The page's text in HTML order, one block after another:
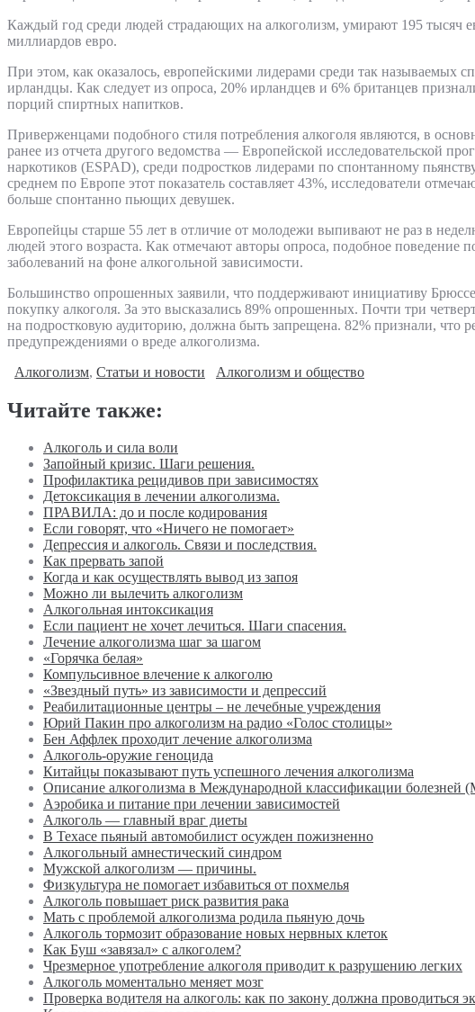
Каждый год среди людей страдающих на алкоголизм, умирают 195 тысяч
миллиардов евро.
При этом, как оказалось, европейскими лидерами среди так называемых
ирландцы. Как следует из опроса, 20% ирландцев и 6% британцев
порций спиртных напитков.
Приверженцами подобного стиля потребления алкоголя являются, в
ранее из отчета другого ведомства — Европейской исследовательской
наркотиков (ESPAD), среди подростков лидерами по спонтанному
среднем по Европе этот показатель составляет 43%, исследователи
больше спонтанно пьющих девушек.
Европейцы старше 55 лет в отличие от молодежи выпивают не раз в
людей этого возраста. Как отмечают авторы опроса, подобное поведение
заболеваний на фоне алкогольной зависимости.
Большинство опрошенных заявили, что поддерживают инициативу
покупку алкоголя. За это высказались 89% опрошенных. Почти три
на подростковую аудиторию, должна быть запрещена. 82% признали, что
предупреждениями о вреде алкоголизма.
Алкоголизм, Статьи и новости Алкоголизм и общество
Читайте также:
Алкоголь и сила воли
Запойный кризис. Шаги решения.
Профилактика рецидивов при зависимостях
Детоксикация в лечении алкоголизма.
ПРАВИЛА: до и после кодирования
Если говорят, что «Ничего не помогает»
Депрессия и алкоголь. Связи и последствия.
Как прервать запой
Когда и как осуществлять вывод из запоя
Можно ли вылечить алкоголизм
Алкогольная интоксикация
Если пациент не хочет лечиться. Шаги спасения.
Лечение алкоголизма шаг за шагом
«Горячка белая»
Компульсивное влечение к алкоголю
«Звездный путь» из зависимости и депрессий
Реабилитационные центры – не лечебные учреждения
Юрий Пакин про алкоголизм на радио «Голос столицы»
Бен Аффлек проходит лечение алкоголизма
Алкоголь-оружие геноцида
Китайцы показывают путь успешного лечения алкоголизма
Описание алкоголизма в Международной классификации болезней
Аэробика и питание при лечении зависимостей
Алкоголь — главный враг диеты
В Техасе пьяный автомобилист осужден пожизненно
Алкогольный амнестический синдром
Мужской алкоголизм — причины.
Физкультура не помогает избавиться от похмелья
Алкоголь повышает риск развития рака
Мать с проблемой алкоголизма родила пьяную дочь
Алкоголь тормозит образование новых нервных клеток
Как Буш «завязал» с алкоголем?
Чрезмерное употребление алкоголя приводит к разрушению легких
Алкоголь моментально меняет мозг
Проверка водителя на алкоголь: как по закону должна проводиться